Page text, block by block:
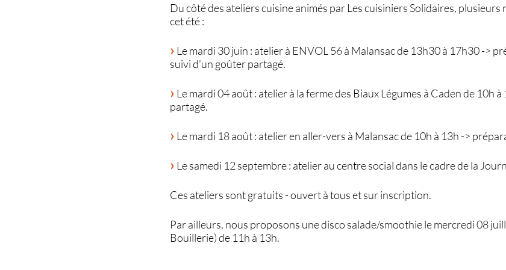
Du côté des ateliers cuisine animés par Les cuisiniers Solidaires,
cet été :
Le mardi 30 juin : atelier à ENVOL 56 à Malansac de 13h30 à 17h30 ->
suivi d’un goûter partagé.
Le mardi 04 août : atelier à la ferme des Biaux Légumes à Caden de 10h
partagé.
Le mardi 18 août : atelier en aller-vers à Malansac de 10h à 13h ->
Le samedi 12 septembre : atelier au centre social dans le cadre de la
Ces ateliers sont gratuits - ouvert à tous et sur inscription.
Par ailleurs, nous proposons une disco salade/smoothie le mercredi 08
Bouillerie) de 11h à 13h.